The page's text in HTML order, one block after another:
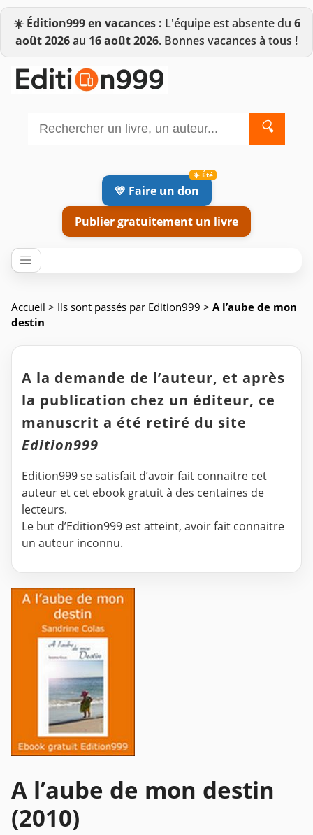
☀️ Édition999 en vacances : L'équipe est absente du 6
août 2026au 16 août 2026. Bonnes vacances à tous !
🔍
💛 Faire un don
Publier gratuitement un livre
Accueil > Ils sont passés par Edition999 > A l’aube de mon
destin
A la demande de l’auteur, et après
la publication chez un éditeur, ce
manuscrit a été retiré du site
Edition999
Edition999 se satisfait d’avoir fait connaitre cet
auteur et cet ebook gratuit à des centaines de
lecteurs.
Le but d’Edition999 est atteint, avoir fait connaitre
un auteur inconnu.
A l’aube de mon destin
(2010)